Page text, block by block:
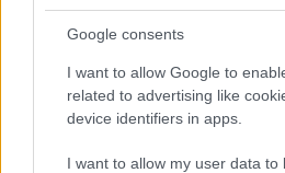
Google consents
I want to allow Google to
related to advertising like
device identifiers in apps.
I want to allow my user data to